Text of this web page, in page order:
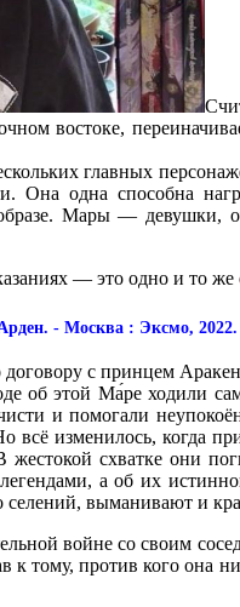
востоке,
главных
одна способна
Мары — девушки,
— это одно и то же
- Москва : Эксмо, 2022.
с принцем
об этой Ма́ре ходили
и помогали
всё изменилось, когда
схватке они
а об их
выманивают и
войне со своим
к тому, против кого она